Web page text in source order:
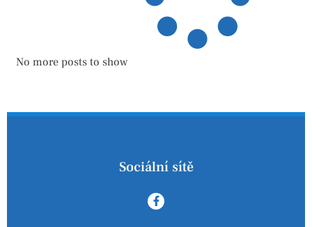
No more posts to show
Sociální sítě